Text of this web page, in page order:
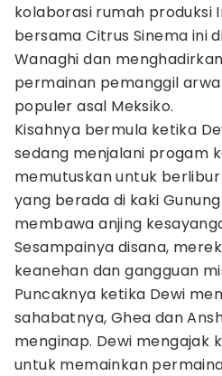
kolaborasi rumah produksi
bersama Citrus Sinema ini
Wanaghi dan
permainan pemanggil
populer asal Meksiko.
Kisahnya bermula ketika
sedang menjalani progam
memutuskan untuk
yang berada di kaki
membawa anjing
Sesampainya disana,
keanehan dan gangguan
Puncaknya ketika Dewi
sahabatnya, Ghea dan
menginap. Dewi mengajak
untuk memainkan